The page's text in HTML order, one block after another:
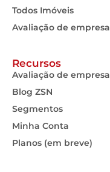
Todos Imóveis
Avaliação de empresa
Recursos
Avaliação de empresa
Blog ZSN
Segmentos
Minha Conta
Planos (em breve)